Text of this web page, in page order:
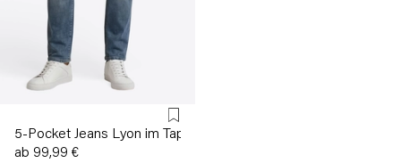
5-Pocket Jeans Lyon im Tapered Fit
ab 99,99 €